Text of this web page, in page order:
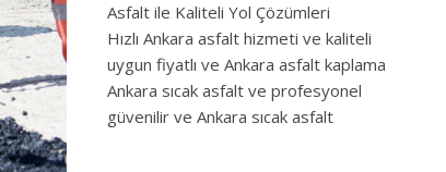
Asfalt ile Kaliteli Yol Çözümleri
Hızlı Ankara asfalt hizmeti ve kaliteli
uygun fiyatlı ve Ankara asfalt kaplama
Ankara sıcak asfalt ve profesyonel
güvenilir ve Ankara sıcak asfalt